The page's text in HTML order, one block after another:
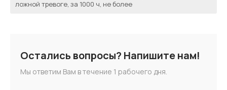
ложной тревоге, за 1000 ч, не более
Остались вопросы? Напишите нам!
Мы ответим Вам в течение 1 рабочего дня.